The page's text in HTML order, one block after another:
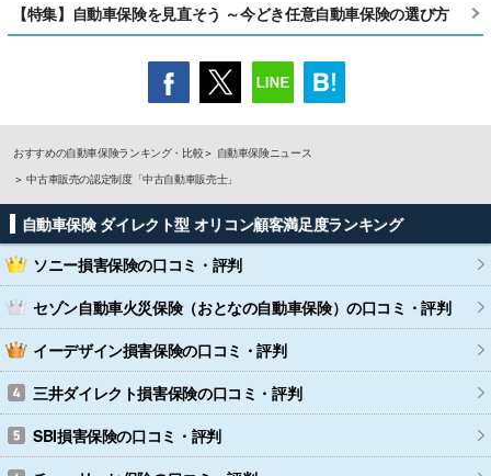
【特集】自動車保険を見直そう ～今どき任意自動車保険の選び方
おすすめの自動車保険ランキング・比較
自動車保険ニュース
中古車販売の認定制度「中古自動車販売士」
自動車保険 ダイレクト型 オリコン顧客満足度ランキング
ソニー損害保険の口コミ・評判
セゾン自動車火災保険（おとなの自動車保険）の口コミ・評判
イーデザイン損害保険の口コミ・評判
三井ダイレクト損害保険の口コミ・評判
SBI損害保険の口コミ・評判